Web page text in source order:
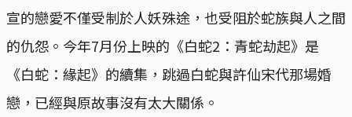
宣的戀愛不僅受制於人妖殊途，也受阻於蛇族與人之間
的仇怨。今年7月份上映的《白蛇2：青蛇劫起》是
《白蛇：緣起》的續集，跳過白蛇與許仙宋代那場婚
戀，已經與原故事沒有太大關係。